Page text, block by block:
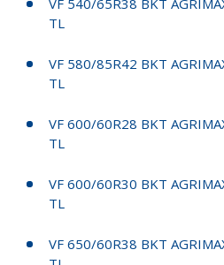
TL
VF 580/85R42 BKT
TL
VF 600/60R28 BKT
TL
VF 600/60R30 BKT
TL
VF 650/60R38 BKT